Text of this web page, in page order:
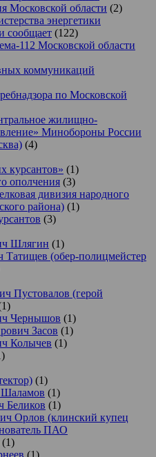
Московской области (2)
энергетики
сообщает (122)
112 Московской области
коммуникаций
по Московской
жилищно-
Минобороны России
(4)
курсантов» (1)
ополчения (3)
дивизия народного
района) (1)
(3)
Шлягин (1)
Татищев (обер-полицмейстер
Пустовалов (герой
Чернышов (1)
Засов (1)
Колычев (1)
(1)
(1)
Беликов (1)
Орлов (клинский купец
ПАО
(1)